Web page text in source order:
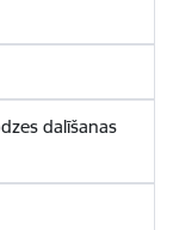
dalīšanas